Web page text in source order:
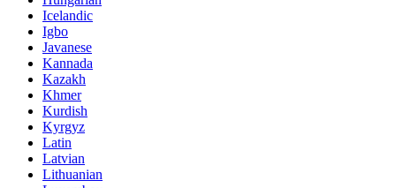
Icelandic
Igbo
Javanese
Kannada
Kazakh
Khmer
Kurdish
Kyrgyz
Latin
Latvian
Lithuanian